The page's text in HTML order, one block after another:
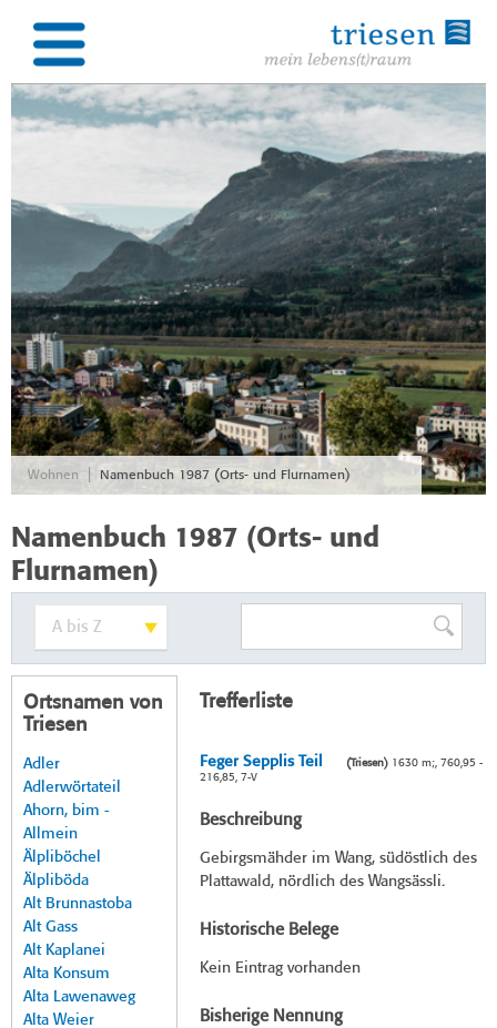
Wohnen Namenbuch 1987 (Orts- und Flurnamen)
Namenbuch 1987 (Orts- und
Flurnamen)
Ortsnamen von
Triesen
Adler
Adlerwörtateil
Ahorn, bim -
Allmein
Älpliböchel
Älpliböda
Alt Brunnastoba
Alt Gass
Alt Kaplanei
Alta Konsum
Alta Lawenaweg
Alta Weier
Trefferliste
Feger Sepplis Teil (Triesen)1630 m;, 760,95 -
216,85, 7-V
Beschreibung
Gebirgsmähder im Wang, südöstlich des
Plattawald, nördlich des Wangsässli.
Historische Belege
Kein Eintrag vorhanden
Bisherige Nennung